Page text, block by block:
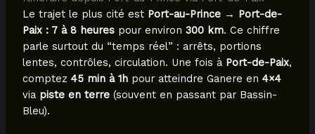
Le trajet le plus cité est Port-au-Prince → Port-de-
Paix : 7 à 8 heurespour environ 300 km. Ce chiffre
parle surtout du “temps réel” : arrêts, portions
lentes, contrôles, circulation. Une fois à Port-de-Paix,
comptez 45 min à 1hpour atteindre Ganere en 4×4
via piste en terre(souvent en passant par Bassin-
Bleu).